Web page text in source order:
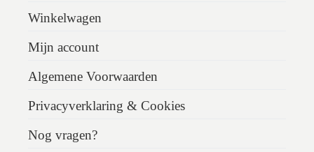
Winkelwagen
Mijn account
Algemene Voorwaarden
Privacyverklaring & Cookies
Nog vragen?